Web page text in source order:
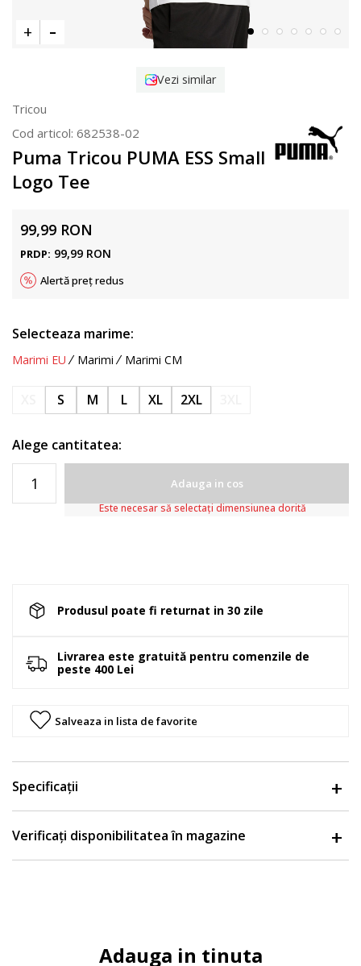
Vezi similar
Tricou
Cod articol: 682538-02
Puma Tricou PUMA ESS Small
Logo Tee
99,99 RON
PRDP: 99,99 RON
Alertă preț redus
Selecteaza marime:
Marimi EU Marimi Marimi CM
S M L XL 2XL
Alege cantitatea:
Adauga in cos
Este necesar să selectați dimensiunea dorită
Produsul poate fi returnat in 30 zile
Livrarea este gratuită pentru comenzile de
peste 400 Lei
Salveaza in lista de favorite
Specificații
Verificați disponibilitatea în magazine
Adauga in tinuta